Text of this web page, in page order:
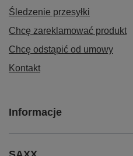
Śledzenie przesyłki
Chcę zareklamować produkt
Chcę odstąpić od umowy
Kontakt
Informacje